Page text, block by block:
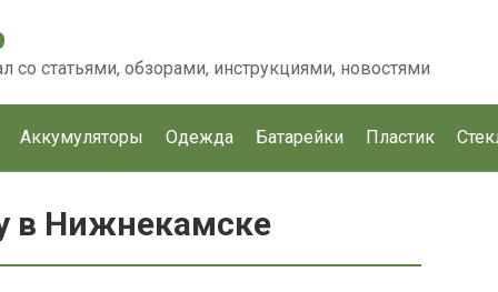
статьями, обзорами, инструкциями, новостями
Аккумуляторы Одежда Батарейки Пластик
в Нижнекамске